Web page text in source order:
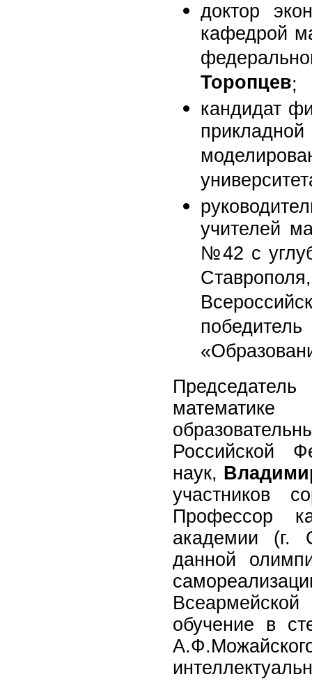
доктор
кафедрой
Торопцев;
кандидат
учителей
№42 с
Российской
наук,
участников
Профессор
академии (г.
данной
обучение в